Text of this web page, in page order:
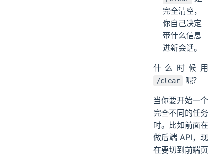
完全清空，
你自己决定
带什么信息
进新会话。
什么时候用
/clear 呢？
当你要开始一个
完全不同的任务
时。比如前面在
做后端 API，现
在要切到前端页